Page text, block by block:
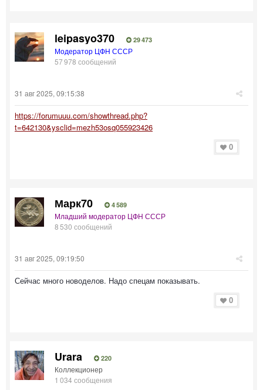
leipasyo370 29 473
Модератор ЦФН СССР
57 978 сообщений
31 авг 2025, 09:15:38
https://forumuuu.com/showthread.php?
t=642130&ysclid=mezh53osq055923426
0
Марк70 4 589
Младший модератор ЦФН СССР
8 530 сообщений
31 авг 2025, 09:19:50
Сейчас много новоделов. Надо спецам показывать.
0
Urara 220
Коллекционер
1 034 сообщения